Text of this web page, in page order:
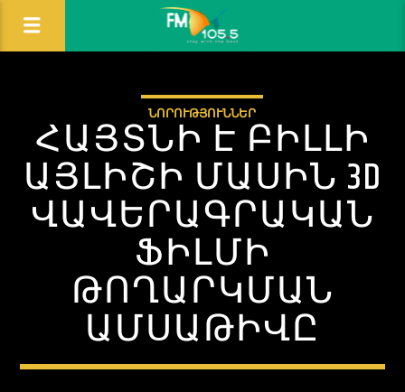
ՆՈՐՈՒԹՅՈՒՆՆԵՐ
ՀԱՅՏՆԻ Է ԲԻԼԼԻ
ԱՅԼԻՇԻ ՄԱՍԻՆ 3D
ՎԱՎԵՐԱԳՐԱԿԱՆ
ՖԻԼՄԻ
ԹՈՂԱՐԿՄԱՆ
ԱՄՍԱԹԻՎԸ